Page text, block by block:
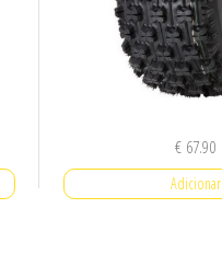
€ 67.90
Adicionar